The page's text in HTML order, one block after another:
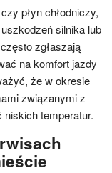
płyn chłodniczy,
silnika lub
zgłaszają
na komfort jazdy
że w okresie
związanymi z
temperatur.